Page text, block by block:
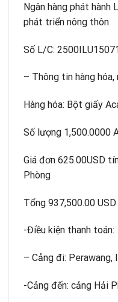
Ngân hàng phát hành
phát triển nông thôn
Số L/C:
– Thông tin hàng hóa,
Hàng hóa: Bột giấy
Số lượng 1,500.0000
Giá đơn 625.00USD
Phòng
Tổng 937,500.00
-Điều kiện thanh toán:
– Cảng đi: Perawang,
-Cảng đến: cảng Hải